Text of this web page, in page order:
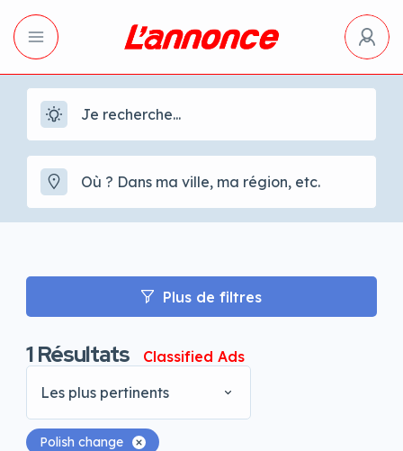
Plus de filtres
1Résultats
Classified Ads
Les plus pertinents
Polish change